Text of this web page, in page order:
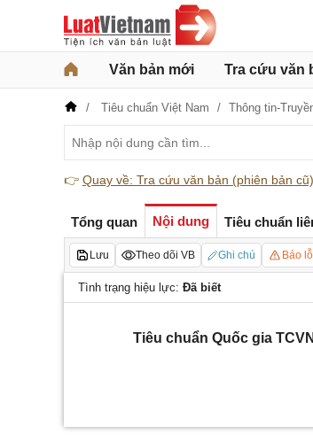
Văn bản mới Tra cứu văn
Tiêu chuẩn Việt Nam Thông tin-
👉 Quay về: Tra cứu văn bản (phiên bản cũ)
Tổng quan Nội dung Tiêu chuẩn
Lưu Theo dõi VB Ghi chú Báo
Tình trạng hiệu lực: Đã biết
Tiêu chuẩn Quốc gia